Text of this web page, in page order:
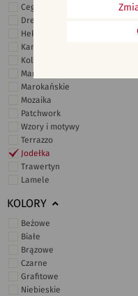
Cegiełki
Drewno
Heksagonalne
Kamień
Kolor
Marmur
Marokańskie
Mozaika
Patchwork
Wzory i motywy
Terrazzo
Jodełka
Trawertyn
Lamele
KOLORY
Beżowe
Białe
Brązowe
Czarne
Grafitowe
Niebieskie